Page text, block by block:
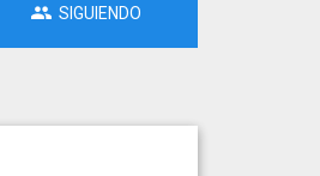
SIGUIENDO